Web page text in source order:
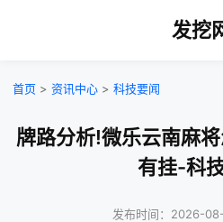
发挖
首页 > 资讯中心 > 科技要闻
牌路分析!微乐云南麻
有挂-科
发布时间：2026-